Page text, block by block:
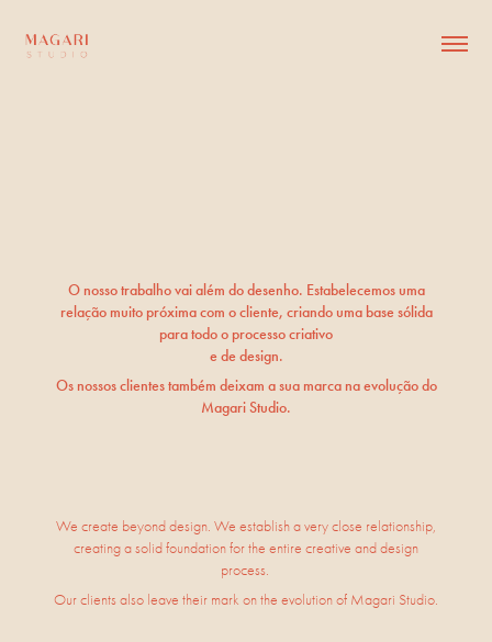
O nosso trabalho vai além do desenho. Estabelecemos uma
relação muito próxima com o cliente, criando uma base sólida
para todo o processo criativo
e de design.
Os nossos clientes também deixam a sua marca na evolução do
Magari Studio.
We create beyond design.​​​​​​​ We establish a very close relationship,
creating a solid foundation for the entire creative and design
process.
Our clients also leave their mark on the evolution of Magari Studio.